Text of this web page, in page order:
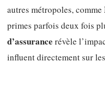
autres métropoles,
primes parfois deux fois
d’assurance révèle
influent directement sur